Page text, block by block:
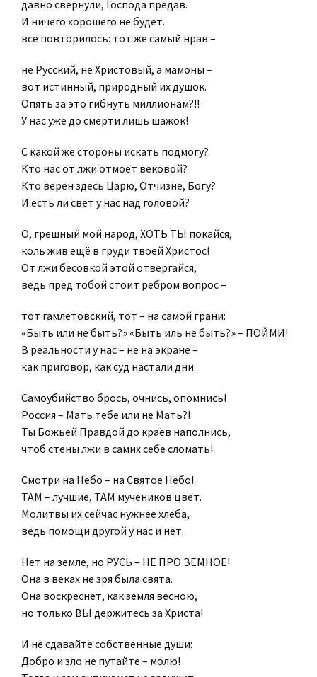
давно свернули, Господа предав.
И ничего хорошего не будет.
всё повторилось: тот же самый нрав –
не Русский, не Христовый, а мамоны –
вот истинный, природный их душок.
Опять за это гибнуть миллионам?!!
У нас уже до смерти лишь шажок!
С какой же стороны искать подмогу?
Кто нас от лжи отмоет вековой?
Кто верен здесь Царю, Отчизне, Богу?
И есть ли свет у нас над головой?
О, грешный мой народ, ХОТЬ ТЫ покайся,
коль жив ещё в груди твоей Христос!
От лжи бесовкой этой отвергайся,
ведь пред тобой стоит ребром вопрос –
тот гамлетовский, тот – на самой грани:
«Быть или не быть?» «Быть иль не быть?» – ПОЙМИ!
В реальности у нас – не на экране –
как приговор, как суд настали дни.
Самоубийство брось, очнись, опомнись!
Россия – Мать тебе или не Мать?!
Ты Божьей Правдой до краёв наполнись,
чтоб стены лжи в самих себе сломать!
Смотри на Небо – на Святое Небо!
ТАМ – лучшие, ТАМ мучеников цвет.
Молитвы их сейчас нужнее хлеба,
ведь помощи другой у нас и нет.
Нет на земле, но РУСЬ – НЕ ПРО ЗЕМНОЕ!
Она в веках не зря была свята.
Она воскреснет, как земля весною,
но только ВЫ держитесь за Христа!
И не сдавайте собственные души:
Добро и зло не путайте – молю!